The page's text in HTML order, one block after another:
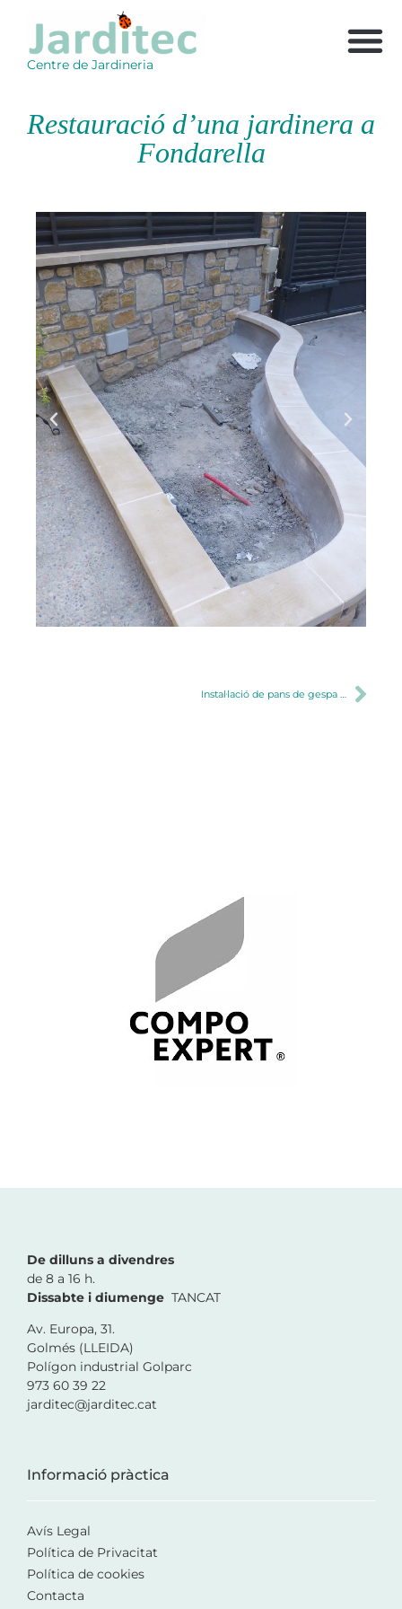
Centre de Jardineria
Restauració d’una jardinera a
Fondarella
Instal·lació de pans de gespa i robot automàtitzat de sega
De dilluns a divendres
de 8 a 16 h.
Dissabte i diumenge TANCAT
Av. Europa, 31.
Golmés (LLEIDA)
Polígon industrial Golparc
973 60 39 22
jarditec@jarditec.cat
Informació pràctica
Avís Legal
Política de Privacitat
Política de cookies
Contacta